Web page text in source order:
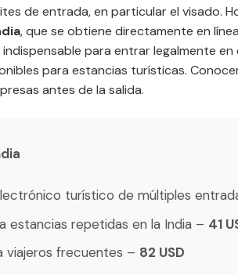
de entrada, en particular el visado.
, que se obtiene directamente en
para entrar legalmente en
para estancias turísticas.
antes de la salida.
turístico de múltiples
estancias repetidas en la India – 41
viajeros frecuentes – 82 USD